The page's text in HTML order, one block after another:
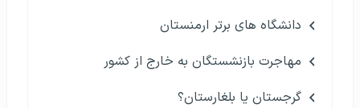
دانشگاه های برتر ارمنستان
مهاجرت بازنشستگان به خارج از کشور
گرجستان یا بلغارستان؟